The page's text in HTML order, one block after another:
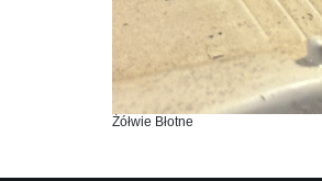
Żółwie Błotne